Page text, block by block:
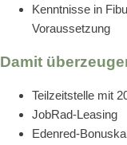
Kenntnisse in
Voraussetzung
Damit
Teilzeitstelle mit
JobRad-Leasing
Edenred-